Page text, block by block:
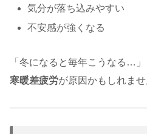
気分が落ち込みやすい
不安感が強くなる
「冬になると毎年こうなる…
寒暖差疲労が原因かもしれませ